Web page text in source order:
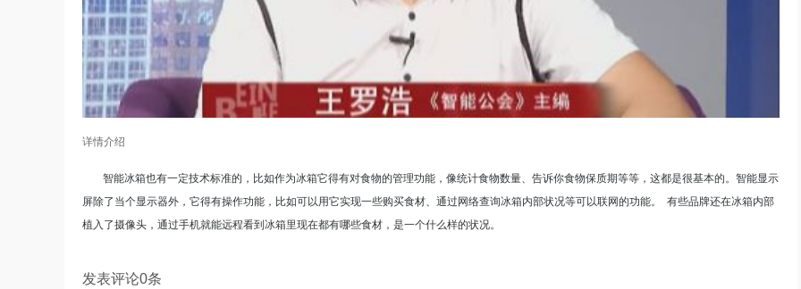
详情介绍
智能冰箱也有一定技术标准的，比如作为冰箱它得有对食物的管理功能，像统计食物数量、告诉你食物保质期等等，这都是很基本的。智能显示
屏除了当个显示器外，它得有操作功能，比如可以用它实现一些购买食材、通过网络查询冰箱内部状况等可以联网的功能。 有些品牌还在冰箱内部
植入了摄像头，通过手机就能远程看到冰箱里现在都有哪些食材，是一个什么样的状况。
发表评论0条